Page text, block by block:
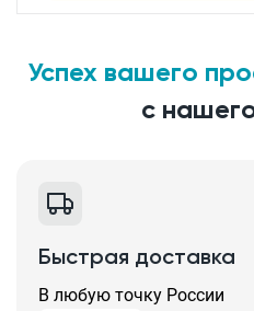
Успех вашего
с
Быстрая доставка
В любую точку России